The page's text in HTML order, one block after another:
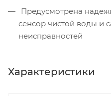
Предусмотрена
сенсор чистой воды и
неисправностей
Характеристики